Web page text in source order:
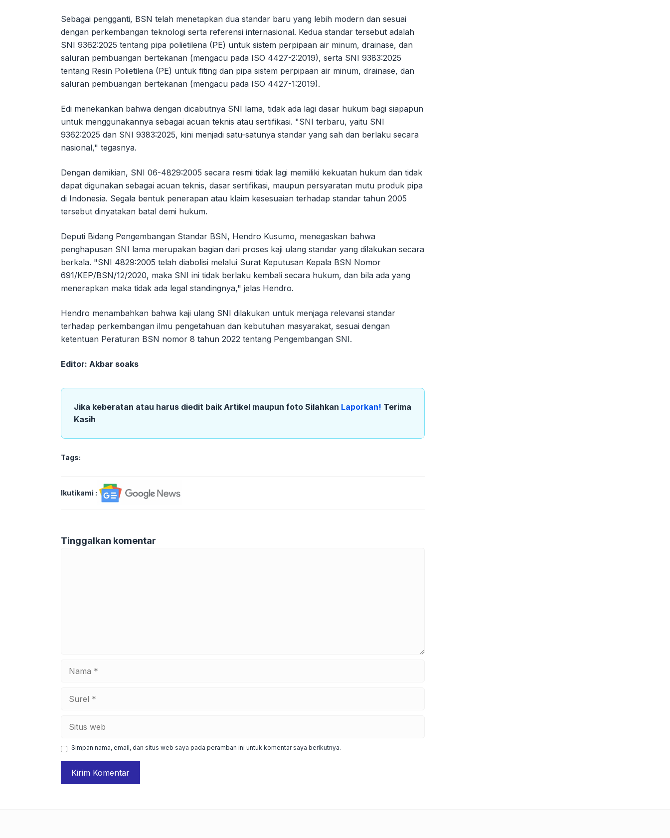
Sebagai pengganti, BSN telah menetapkan dua standar baru yang lebih modern dan sesuai
dengan perkembangan teknologi serta referensi internasional. Kedua standar tersebut adalah
SNI 9362:2025 tentang pipa polietilena (PE) untuk sistem perpipaan air minum, drainase, dan
saluran pembuangan bertekanan (mengacu pada ISO 4427-2:2019), serta SNI 9383:2025
tentang Resin Polietilena (PE) untuk fiting dan pipa sistem perpipaan air minum, drainase, dan
saluran pembuangan bertekanan (mengacu pada ISO 4427-1:2019).
Edi menekankan bahwa dengan dicabutnya SNI lama, tidak ada lagi dasar hukum bagi siapapun
untuk menggunakannya sebagai acuan teknis atau sertifikasi. "SNI terbaru, yaitu SNI
9362:2025 dan SNI 9383:2025, kini menjadi satu-satunya standar yang sah dan berlaku secara
nasional," tegasnya.
Dengan demikian, SNI 06-4829:2005 secara resmi tidak lagi memiliki kekuatan hukum dan tidak
dapat digunakan sebagai acuan teknis, dasar sertifikasi, maupun persyaratan mutu produk pipa
di Indonesia. Segala bentuk penerapan atau klaim kesesuaian terhadap standar tahun 2005
tersebut dinyatakan batal demi hukum.
Deputi Bidang Pengembangan Standar BSN, Hendro Kusumo, menegaskan bahwa
penghapusan SNI lama merupakan bagian dari proses kaji ulang standar yang dilakukan secara
berkala. "SNI 4829:2005 telah diabolisi melalui Surat Keputusan Kepala BSN Nomor
691/KEP/BSN/12/2020, maka SNI ini tidak berlaku kembali secara hukum, dan bila ada yang
menerapkan maka tidak ada legal standingnya," jelas Hendro.
Hendro menambahkan bahwa kaji ulang SNI dilakukan untuk menjaga relevansi standar
terhadap perkembangan ilmu pengetahuan dan kebutuhan masyarakat, sesuai dengan
ketentuan Peraturan BSN nomor 8 tahun 2022 tentang Pengembangan SNI.
Editor: Akbar soaks
Jika keberatan atau harus diedit baik Artikel maupun foto Silahkan Laporkan! Terima
Kasih
Tags:
Ikutikami :
Tinggalkan komentar
web
Simpan nama, email, dan situs web saya pada peramban ini untuk komentar saya berikutnya.